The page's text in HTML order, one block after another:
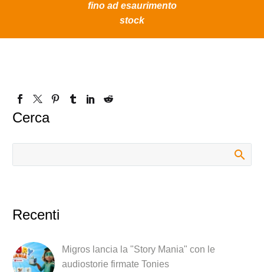
fino ad esaurimento
stock
Cerca
Recenti
Migros lancia la "Story Mania" con le
audiostorie firmate Tonies